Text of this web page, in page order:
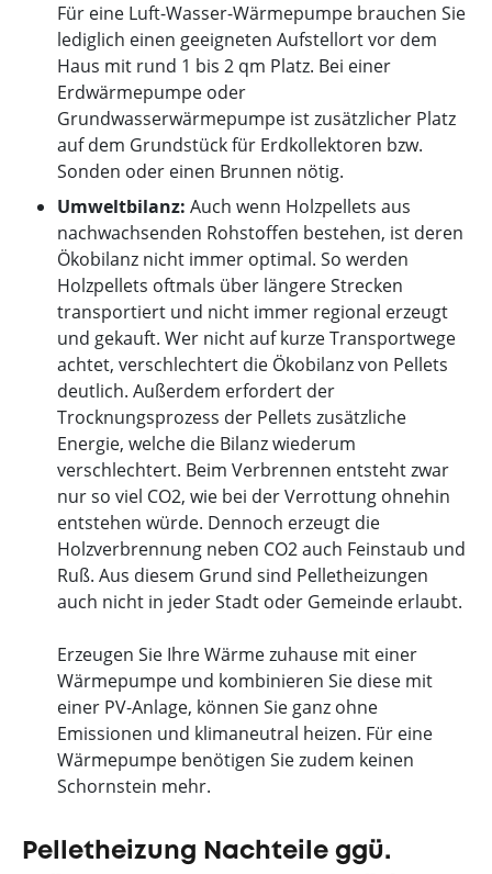
Für eine Luft-Wasser-Wärmepumpe brauchen Sie
lediglich einen geeigneten Aufstellort vor dem
Haus mit rund 1 bis 2 qm Platz. Bei einer
Erdwärmepumpe oder
Grundwasserwärmepumpe ist zusätzlicher Platz
auf dem Grundstück für Erdkollektoren bzw.
Sonden oder einen Brunnen nötig.
Umweltbilanz: Auch wenn Holzpellets aus
nachwachsenden Rohstoffen bestehen, ist deren
Ökobilanz nicht immer optimal. So werden
Holzpellets oftmals über längere Strecken
transportiert und nicht immer regional erzeugt
und gekauft. Wer nicht auf kurze Transportwege
achtet, verschlechtert die Ökobilanz von Pellets
deutlich. Außerdem erfordert der
Trocknungsprozess der Pellets zusätzliche
Energie, welche die Bilanz wiederum
verschlechtert. Beim Verbrennen entsteht zwar
nur so viel CO2, wie bei der Verrottung ohnehin
entstehen würde. Dennoch erzeugt die
Holzverbrennung neben CO2 auch Feinstaub und
Ruß. Aus diesem Grund sind Pelletheizungen
auch nicht in jeder Stadt oder Gemeinde erlaubt.
Erzeugen Sie Ihre Wärme zuhause mit einer
Wärmepumpe und kombinieren Sie diese mit
einer PV-Anlage, können Sie ganz ohne
Emissionen und klimaneutral heizen. Für eine
Wärmepumpe benötigen Sie zudem keinen
Schornstein mehr.
Pelletheizung Nachteile ggü.